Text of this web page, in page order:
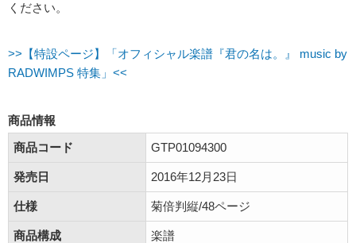
ください。
>>【特設ページ】「オフィシャル楽譜『君の名は。』 music by
RADWIMPS 特集」<<
商品情報
商品コード
GTP01094300
発売日 2016年12月23日
仕様 菊倍判縦/48ページ
商品構成 楽譜